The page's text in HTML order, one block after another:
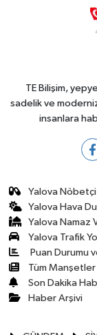
TE Bilişim,
sadelik ve
insanlara
Yalova
Yalova Hava
Yalova Namaz
Yalova Trafik
Puan Durumu
Tüm Manşetler
Son Dakika
Haber Arşivi